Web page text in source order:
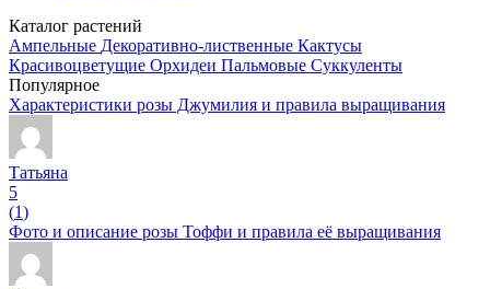
Каталог растений
Ампельные Декоративно-лиственные Кактусы
Красивоцветущие Орхидеи Пальмовые Суккуленты
Популярное
Характеристики розы Джумилия и правила выращивания
Татьяна
5
(1)
Фото и описание розы Тоффи и правила её выращивания